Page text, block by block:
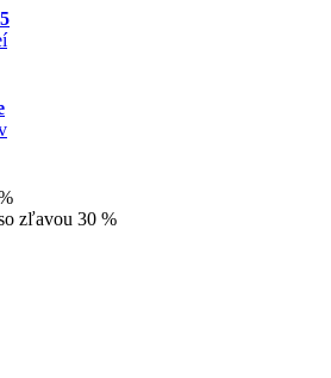
zľavou 30 %